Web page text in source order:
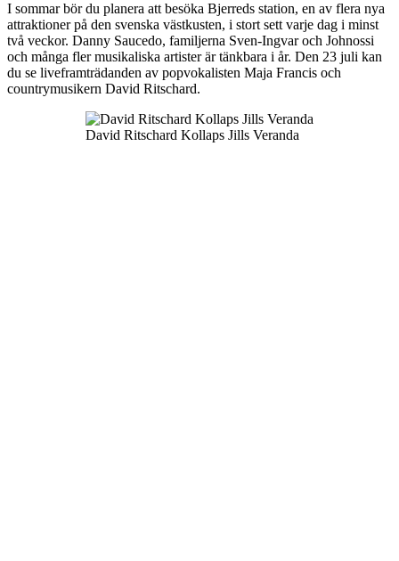
I sommar bör du planera att besöka Bjerreds station, en av flera nya
attraktioner på den svenska västkusten, i stort sett varje dag i minst
två veckor. Danny Saucedo, familjerna Sven-Ingvar och Johnossi
och många fler musikaliska artister är tänkbara i år. Den 23 juli kan
du se liveframträdanden av popvokalisten Maja Francis och
countrymusikern David Ritschard.
David Ritschard Kollaps Jills Veranda